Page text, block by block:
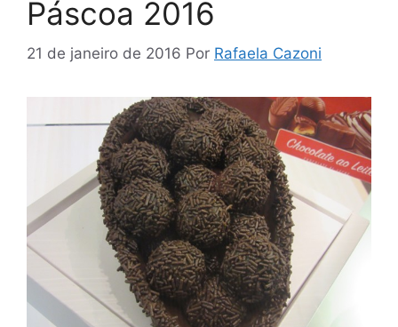
Páscoa 2016
21 de janeiro de 2016 Por Rafaela Cazoni